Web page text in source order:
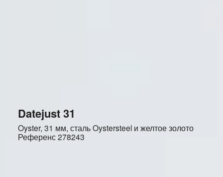
Datejust 31
Oyster, 31 мм, сталь Oystersteel и желтое золото
Референс278243